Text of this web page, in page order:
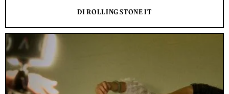
DI ROLLING STONE IT